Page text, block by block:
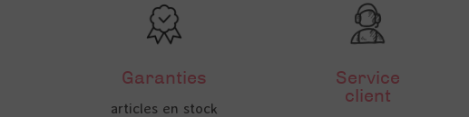
Garanties
articles en stock
Service
client